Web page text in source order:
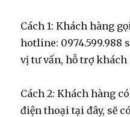
Cách 1: Khách hàng
hotline: 0974.599.988
vị tư vấn, hỗ trợ khách
Cách 2: Khách hàng
điện thoại tại đây, sẽ